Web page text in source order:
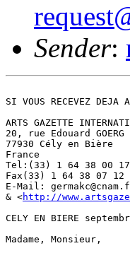
Sender:
SI VOUS RECEVEZ DEJA
ARTS GAZETTE
20, rue Edouard GOERG
77930 Cély en Bière
France
Tel:(33) 1 64 38 00 17
Fax(33) 1 64 38 07 12
E-Mail:
& <http://
CELY EN BIERE
Madame, Monsieur,